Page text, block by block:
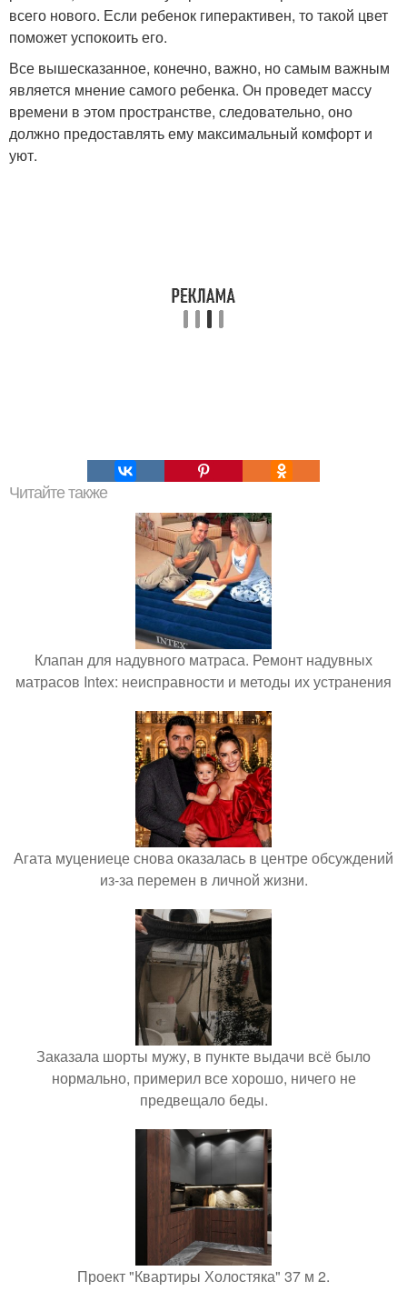
всего нового. Если ребенок гиперактивен, то такой цвет
поможет успокоить его.
Все вышесказанное, конечно, важно, но самым важным
является мнение самого ребенка. Он проведет массу
времени в этом пространстве, следовательно, оно
должно предоставлять ему максимальный комфорт и
уют.
Читайте также
Клапан для надувного матраса. Ремонт надувных
матрасов Intex: неисправности и методы их устранения
Агата муцениеце снова оказалась в центре обсуждений
из-за перемен в личной жизни.
Заказала шорты мужу, в пункте выдачи всё было
нормально, примерил все хорошо, ничего не
предвещало беды.
Проект "Квартиры Холостяка" 37 м 2.